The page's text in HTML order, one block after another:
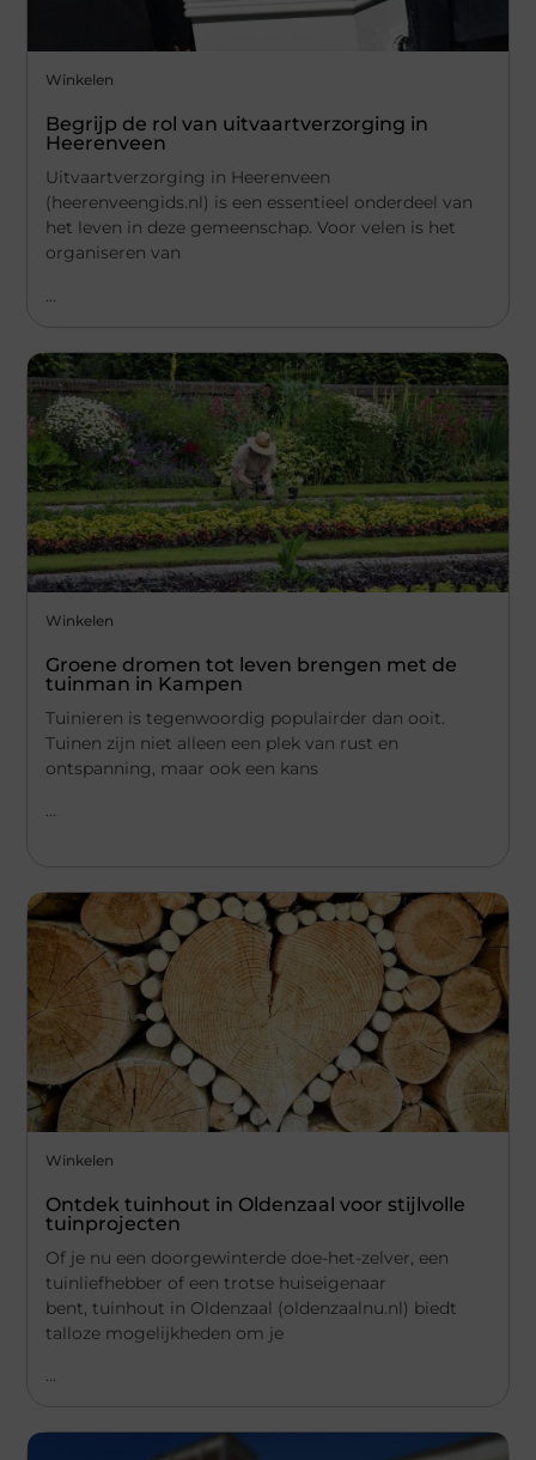
Winkelen
Begrijp de rol van uitvaartverzorging in
Heerenveen
Uitvaartverzorging in Heerenveen
(heerenveengids.nl) is een essentieel onderdeel van
het leven in deze gemeenschap. Voor velen is het
organiseren van
Winkelen
Groene dromen tot leven brengen met de
tuinman in Kampen
Tuinieren is tegenwoordig populairder dan ooit.
Tuinen zijn niet alleen een plek van rust en
ontspanning, maar ook een kans
...
Winkelen
Ontdek tuinhout in Oldenzaal voor stijlvolle
tuinprojecten
Of je nu een doorgewinterde doe-het-zelver, een
tuinliefhebber of een trotse huiseigenaar
bent, tuinhout in Oldenzaal (oldenzaalnu.nl) biedt
talloze mogelijkheden om je
...